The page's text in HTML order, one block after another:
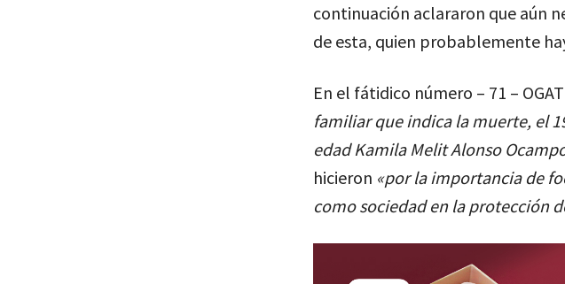
continuación aclararon que aún
de esta, quien probablemente
En el fátidico número – 71 –
familiar que indica la muerte, el
edad Kamila Melit Alonso
hicieron «por la importancia de
como sociedad en la protección